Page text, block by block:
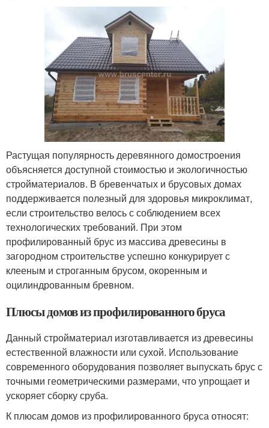
Растущая популярность деревянного домостроения
объясняется доступной стоимостью и экологичностью
стройматериалов. В бревенчатых и брусовых домах
поддерживается полезный для здоровья микроклимат,
если строительство велось с соблюдением всех
технологических требований. При этом
профилированный брус из массива древесины в
загородном строительстве успешно конкурирует с
клееным и строганным брусом, окоренным и
оцилиндрованным бревном.
Плюсы домов из профилированного бруса
Данный стройматериал изготавливается из древесины
естественной влажности или сухой. Использование
современного оборудования позволяет выпускать брус с
точными геометрическими размерами, что упрощает и
ускоряет сборку сруба.
К плюсам домов из профилированного бруса относят: